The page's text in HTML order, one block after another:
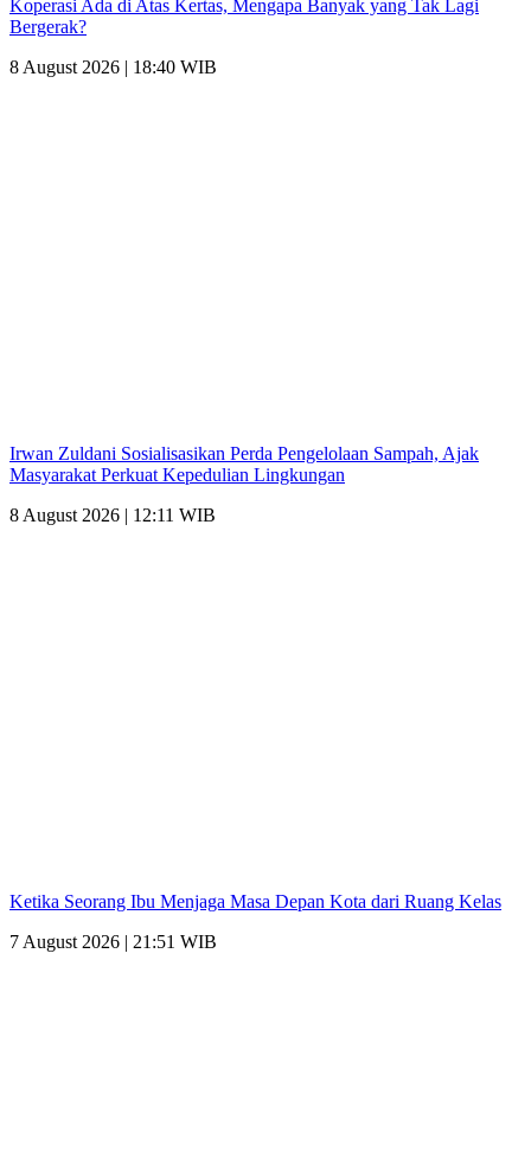
Koperasi Ada di Atas Kertas, Mengapa Banyak yang Tak Lagi
Bergerak?
8 August 2026 | 18:40 WIB
Irwan Zuldani Sosialisasikan Perda Pengelolaan Sampah, Ajak
Masyarakat Perkuat Kepedulian Lingkungan
8 August 2026 | 12:11 WIB
Ketika Seorang Ibu Menjaga Masa Depan Kota dari Ruang Kelas
7 August 2026 | 21:51 WIB